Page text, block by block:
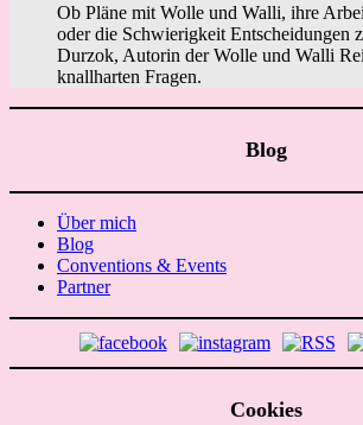
Ob Pläne mit Wolle und Walli, ihre
oder die Schwierigkeit Entscheidungen
Durzok, Autorin der Wolle und Walli
knallharten Fragen.
Blog
Über mich
Blog
Conventions & Events
Partner
Cookies